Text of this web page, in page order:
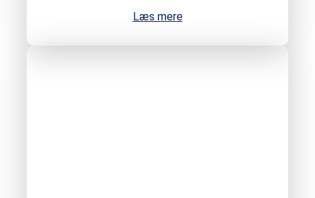
Læs mere